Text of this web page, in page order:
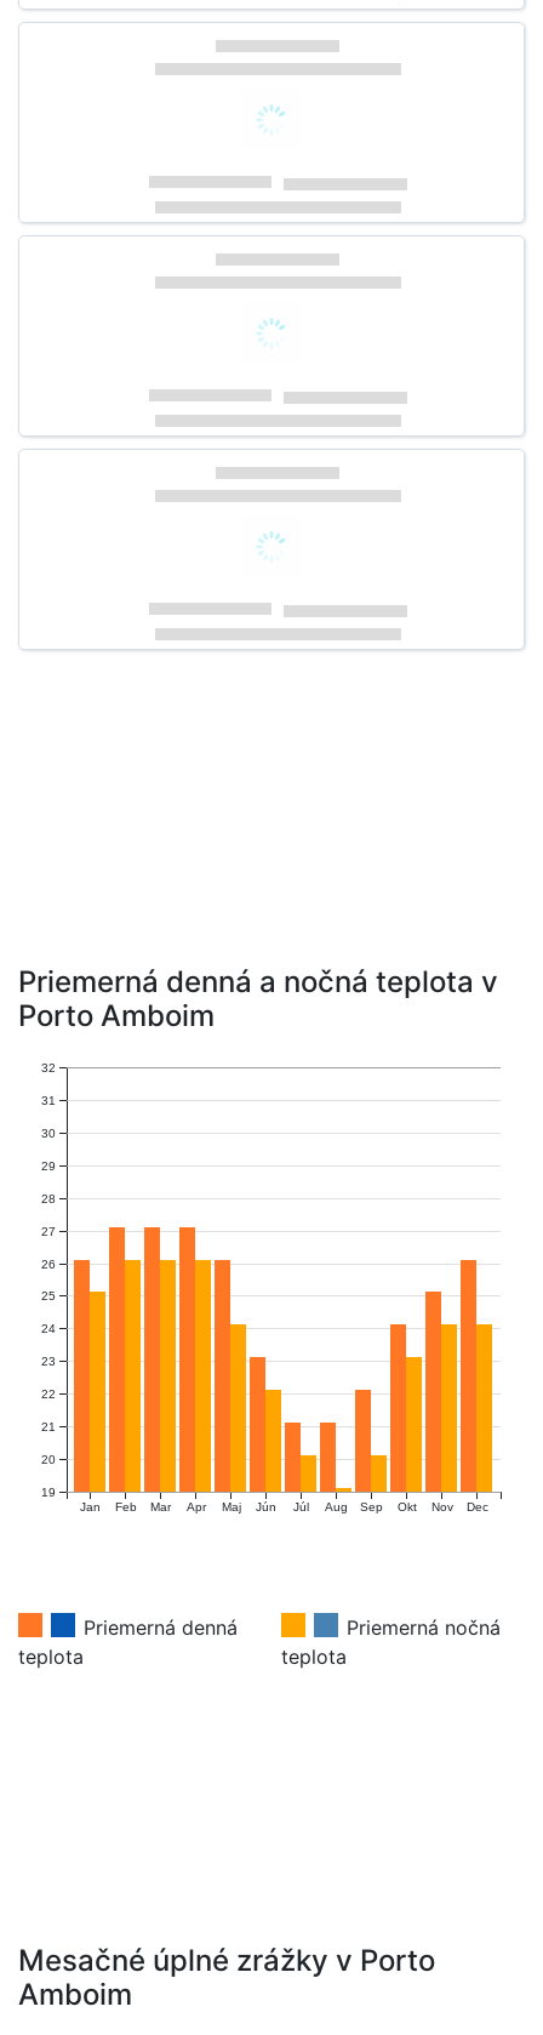
Priemerná denná a nočná teplota v
Porto Amboim
Jan Feb Mar Apr Maj Jún Júl Aug Sep Okt Nov Dec
19
20
21
22
23
24
25
26
27
28
29
30
31
32
Priemerná denná
teplota
Priemerná nočná
teplota
Mesačné úplné zrážky v Porto
Amboim